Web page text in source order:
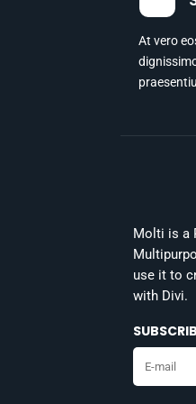
At vero
Molti is a
use it to
with Divi.